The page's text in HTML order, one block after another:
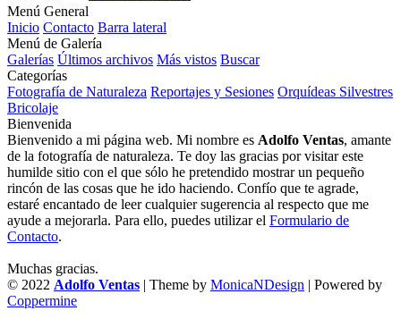
Menú General
Inicio Contacto Barra lateral
Menú de Galería
Galerías Últimos archivos Más vistos Buscar
Categorías
Fotografía de Naturaleza Reportajes y Sesiones Orquídeas Silvestres
Bricolaje
Bienvenida
Bienvenido a mi página web. Mi nombre es Adolfo Ventas, amante
de la fotografía de naturaleza. Te doy las gracias por visitar este
humilde sitio con el que sólo he pretendido mostrar un pequeño
rincón de las cosas que he ido haciendo. Confío que te agrade,
estaré encantado de leer cualquier sugerencia al respecto que me
ayude a mejorarla. Para ello, puedes utilizar el Formulario de
Contacto.
Muchas gracias.
© 2022 Adolfo Ventas | Theme by MonicaNDesign | Powered by
Coppermine